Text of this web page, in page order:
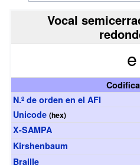
Vocal
e
N.º de orden en elAFI
Unicode (hex)
X-SAMPA
Kirshenbaum
Braille